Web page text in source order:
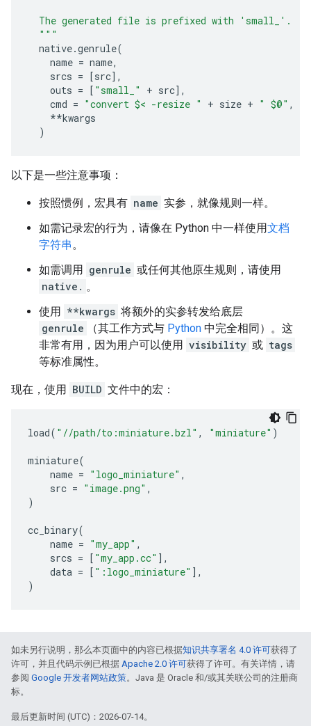
  The generated file is prefixed with 'small_'.
  """
native.genrule(
name = name,
srcs = [src],
outs = [ "small_" + src],
cmd = "convert $< -resize " + size + " $@" ,
**kwargs
)
以下是一些注意事项：
按照惯例，宏具有 name 实参，就像规则一样。
如需记录宏的行为，请像在 Python 中一样使用文档
字符串。
如需调用 genrule 或任何其他原生规则，请使用
native. 。
使用 **kwargs 将额外的实参转发给底层
genrule
（其工作方式与 Python 中完全相同）。这
非常有用，因为用户可以使用 visibility 或 tags
等标准属性。
现在，使用 BUILD 文件中的宏：
load( "//path/to:miniature.bzl" , "miniature" )
miniature(
name = "logo_miniature" ,
src = "image.png" ,
)
cc_binary(
name = "my_app" ,
srcs = [ "my_app.cc" ],
data = [ ":logo_miniature" ],
)
如未另行说明，那么本页面中的内容已根据知识共享署名 4.0 许可获得了
许可，并且代码示例已根据 Apache 2.0 许可获得了许可。有关详情，请
参阅 Google 开发者网站政策。Java 是 Oracle 和/或其关联公司的注册商
标。
最后更新时间 (UTC)：2026-07-14。